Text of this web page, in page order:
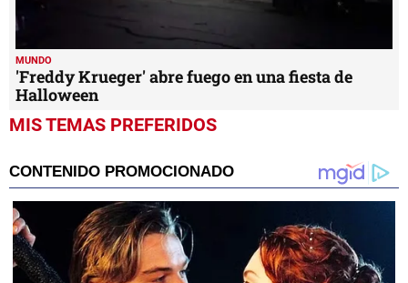
MUNDO
'Freddy Krueger' abre fuego en una fiesta de
Halloween
MIS TEMAS PREFERIDOS